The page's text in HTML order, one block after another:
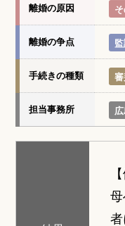
離婚の原因
離婚の争点
手続きの種類
担当事務所